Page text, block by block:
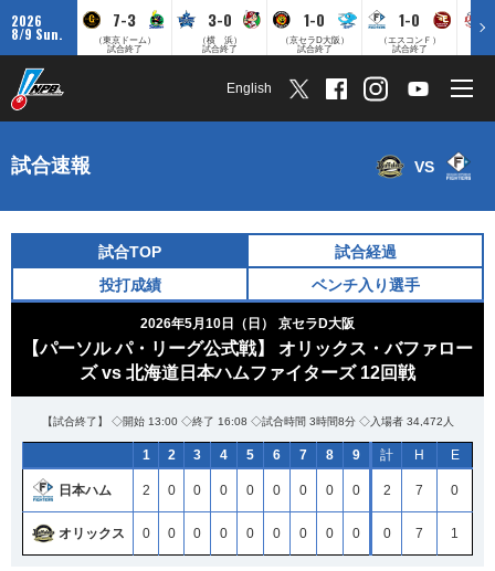
2026
8/9 Sun.
7-3
（東京ドーム）
試合終了
3-0
（横 浜）
試合終了
1-0
（京セラD大阪）
試合終了
1-0
（エスコンＦ）
試合終了
English
試合速報 VS
試合TOP
試合経過
投打成績
ベンチ入り選手
2026年5月10日（日） 京セラD大阪
【パーソル パ・リーグ公式戦】 オリックス・バファロー
ズ vs 北海道日本ハムファイターズ 12回戦
【試合終了】 ◇開始 13:00 ◇終了 16:08 ◇試合時間 3時間8分 ◇入場者 34,472人
1 2 3 4 5 6 7 8 9 計 H E
日本ハム 2 0 0 0 0 0 0 0 0 2 7 0
オリックス 0 0 0 0 0 0 0 0 0 0 7 1